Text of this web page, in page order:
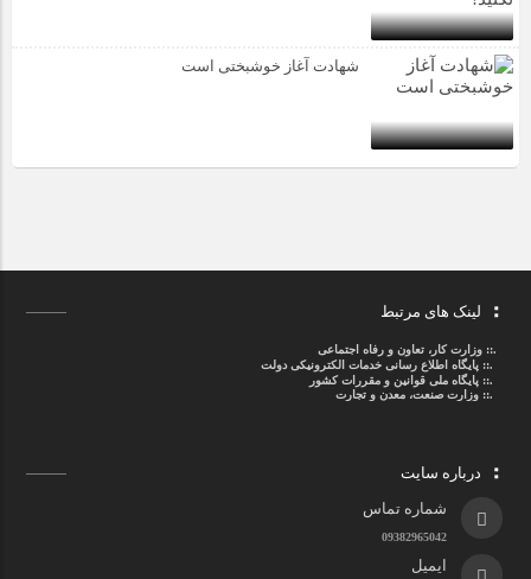
شهادت آغاز خوشبختی است
لینک های مرتبط
.::وزارت کار، تعاون و رفاه اجتماعی
.::پایگاه اطلاع رسانی خدمات الکترونیکی دولت
.::پایگاه ملی قوانین و مقررات کشور
.:: وزارت صنعت، معدن و تجارت
درباره سایت
شماره تماس
09382965042
ایمیل